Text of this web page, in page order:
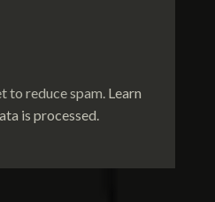
to reduce spam. Learn
is processed.